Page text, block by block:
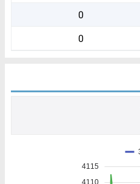
0
0